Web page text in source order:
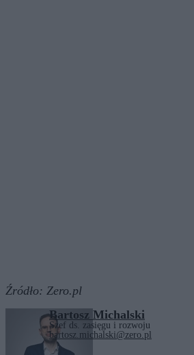
Źródło: Zero.pl
Bartosz Michalski
Szef ds. zasięgu i rozwoju
bartosz.michalski@zero.pl